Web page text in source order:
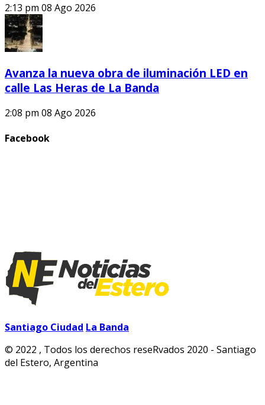
2:13 pm 08 Ago 2026
Avanza la nueva obra de iluminación LED en
calle Las Heras de La Banda
2:08 pm 08 Ago 2026
Facebook
Santiago Ciudad La Banda
© 2022 , Todos los derechos reseRvados 2020 - Santiago
del Estero, Argentina